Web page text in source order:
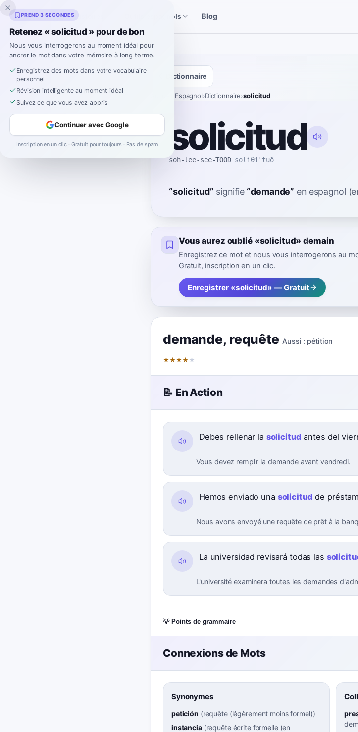
Inklingo Outils espagnols Blog
Dictionnaire
Espagnol›Dictionnaire›solicitud
solicitud
soh-lee-see-TOOD soliθiˈtuð
“solicitud” signifie “demande” en espagnol
Vous aurez oublié «solicitud» demain
Enregistrez ce mot et nous vous interrogerons au
Gratuit, inscription en un clic.
Enregistrer «solicitud» — Gratuit
demande, requête Aussi : pétition
★★★★ ★
📝 En Action
Debes rellenar la solicitud antes del
Vous devez remplir la demande avant vendredi.
Hemos enviado una solicitud de
Nous avons envoyé une requête de prêt à la
La universidad revisará todas las
L'université examinera toutes les demandes
💡 Points de grammaire
Connexions de Mots
Synonymes
petición (requête (légèrement moins formel))
instancia(requête écrite formelle (en
PREND 3 SECONDES
Retenez « solicitud » pour de bon
Nous vous interrogerons au moment idéal pour
ancrer le mot dans votre mémoire à long terme.
Enregistrez des mots dans votre vocabulaire
personnel
Révision intelligente au moment idéal
Suivez ce que vous avez appris
Continuer avec Google
Inscription en un clic · Gratuit pour toujours · Pas de spam